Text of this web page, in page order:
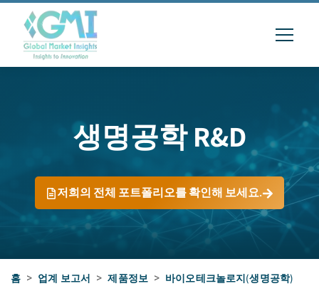
생명공학 R&D
저희의 전체 포트폴리오를 확인해 보세요.
홈 > 업계 보고서 > 제품정보 > 바이오테크놀로지(생명공학)